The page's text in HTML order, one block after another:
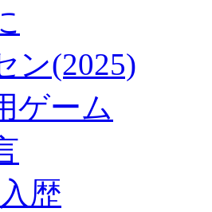
ン(2025)
ゲーム
歴